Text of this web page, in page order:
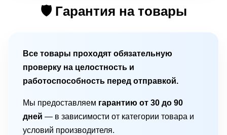
🛡 Гарантия на товары
Все товары проходят обязательную
проверку на целостность и
работоспособность перед отправкой.
Мы предоставляем гарантию от 30 до 90
дней — в зависимости от категории товара и
условий производителя.